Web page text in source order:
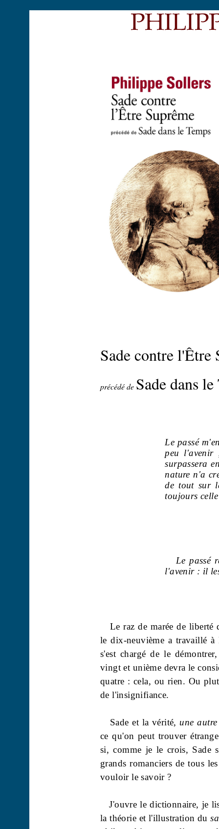
Sade contre l'Être
précédé de Sade dans le
Le passé
peu l'avenir
surpassera
nature n'a
de tout sur
toujours
Le passé
l'avenir : il
Le raz de marée de liberté
le dix-neuvième a travaillé
s'est chargé de le
vingt et unième devra le
quatre : cela, ou rien. Ou
de l'insignifiance.
Sade et la vérité, une
ce qu'on peut trouver
si, comme je le crois, Sade
grands romanciers de tous
vouloir le savoir ?
J'ouvre le dictionnaire, je
la théorie et l'illustration du